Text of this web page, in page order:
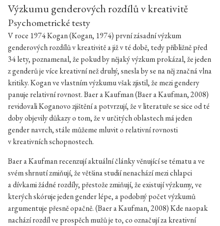
Výzkumu genderových rozdílů v kreativitě
Psychometrické testy
V roce 1974 Kogan (Kogan, 1974) první zásadní výzkum
genderových rozdílů v kreativitě a již v té době, tedy přibližně před
34 lety, poznamenal, že pokud by nějaký výzkum prokázal, že jeden
z genderů je více kreativní než druhý, snesla by se na něj značná vlna
kritiky. Kogan ve vlastním výzkumu však zjistil, že mezi gendery
panuje relativní rovnost. Baer a Kaufman (Baer a Kaufman, 2008)
revidovali Koganovo zjištění a potvrzují, že v literatuře se sice od té
doby objevily důkazy o tom, že v určitých oblastech má jeden
gender navrch, stále můžeme mluvit o relativní rovnosti
v kreativních schopnostech.
Baer a Kaufman recenzují aktuální články věnující se tématu a ve
svém shrnutí zmiňují, že většina studií nenachází mezi chlapci
a dívkami žádné rozdíly, přestože zmiňují, že existují výzkumy, ve
kterých skóruje jeden gender lépe, a podobný počet výzkumů
argumentuje přesně opačně. (Baer a Kaufman, 2008) Kde naopak
nachází rozdíl ve prospěch mužů je to, co označují za kreativní